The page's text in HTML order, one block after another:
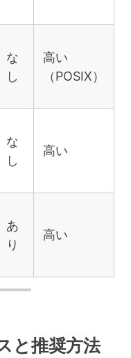
な
し
高い
（POSIX）
な
し
高い
あ
り
高い
と推奨方法